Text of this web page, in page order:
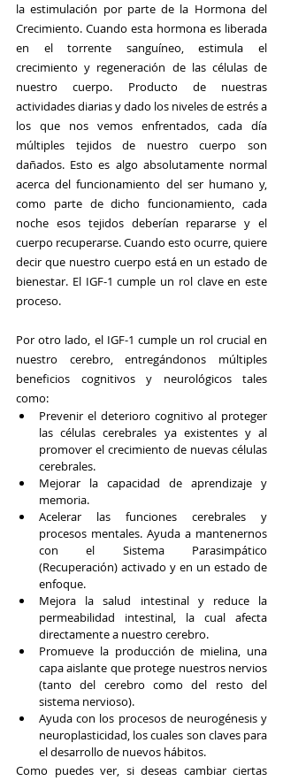
la estimulación por parte de la Hormona del
Crecimiento. Cuando esta hormona es liberada
en el torrente sanguíneo, estimula el
crecimiento y regeneración de las células de
nuestro cuerpo. Producto de nuestras
actividades diarias y dado los niveles de estrés a
los que nos vemos enfrentados, cada día
múltiples tejidos de nuestro cuerpo son
dañados. Esto es algo absolutamente normal
acerca del funcionamiento del ser humano y,
como parte de dicho funcionamiento, cada
noche esos tejidos deberían repararse y el
cuerpo recuperarse. Cuando esto ocurre, quiere
decir que nuestro cuerpo está en un estado de
bienestar. El IGF-1 cumple un rol clave en este
proceso.
Por otro lado, el IGF-1 cumple un rol crucial en
nuestro cerebro, entregándonos múltiples
beneficios cognitivos y neurológicos tales
como:
Prevenir el deterioro cognitivo al proteger
las células cerebrales ya existentes y al
promover el crecimiento de nuevas células
cerebrales.
Mejorar la capacidad de aprendizaje y
memoria.
Acelerar las funciones cerebrales y
procesos mentales. Ayuda a mantenernos
con el Sistema Parasimpático
(Recuperación) activado y en un estado de
enfoque.
Mejora la salud intestinal y reduce la
permeabilidad intestinal, la cual afecta
directamente a nuestro cerebro.
Promueve la producción de mielina, una
capa aislante que protege nuestros nervios
(tanto del cerebro como del resto del
sistema nervioso).
Ayuda con los procesos de neurogénesis y
neuroplasticidad, los cuales son claves para
el desarrollo de nuevos hábitos.
Como puedes ver, si deseas cambiar ciertas